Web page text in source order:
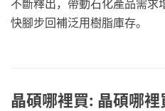
不斷釋出，帶動石化產品需求
快腳步回補泛用樹脂庫存。
晶碩哪裡買: 晶碩哪